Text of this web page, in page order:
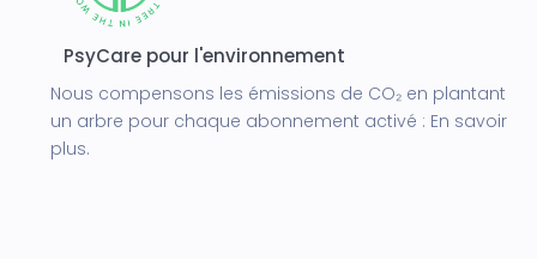
PsyCare pour l'environnement
Nous compensons les émissions de CO₂ en plantant
un arbre pour chaque abonnement activé : En savoir
plus.